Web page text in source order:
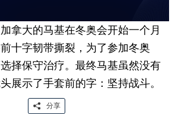
拿大的马基在冬奥会开始一个月
十字韧带撕裂，为了参加冬奥
择保守治疗。最终马基虽然没有
展示了手套前的字：坚持战斗。
分享